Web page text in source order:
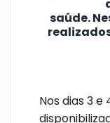
saúde.
Nos dias 3